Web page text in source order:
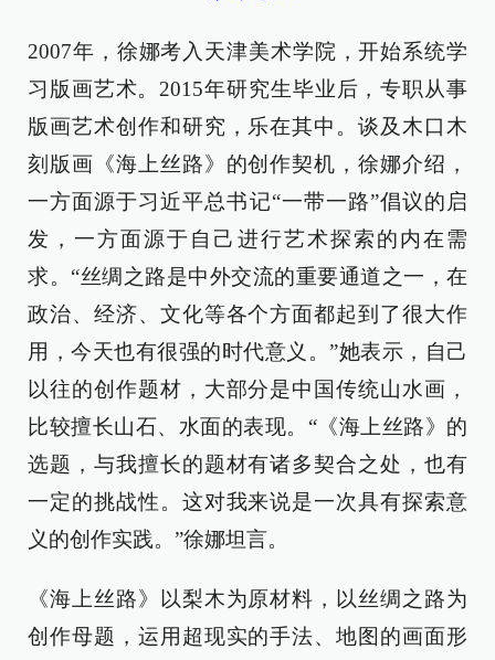
2007年，徐娜考入天津美术学院，开始系统学
习版画艺术。2015年研究生毕业后，专职从事
版画艺术创作和研究，乐在其中。谈及木口木
刻版画《海上丝路》的创作契机，徐娜介绍，
一方面源于习近平总书记“一带一路”倡议的启
发，一方面源于自己进行艺术探索的内在需
求。“丝绸之路是中外交流的重要通道之一，在
政治、经济、文化等各个方面都起到了很大作
用，今天也有很强的时代意义。”她表示，自己
以往的创作题材，大部分是中国传统山水画，
比较擅长山石、水面的表现。“《海上丝路》的
选题，与我擅长的题材有诸多契合之处，也有
一定的挑战性。这对我来说是一次具有探索意
义的创作实践。”徐娜坦言。
《海上丝路》以梨木为原材料，以丝绸之路为
创作母题，运用超现实的手法、地图的画面形